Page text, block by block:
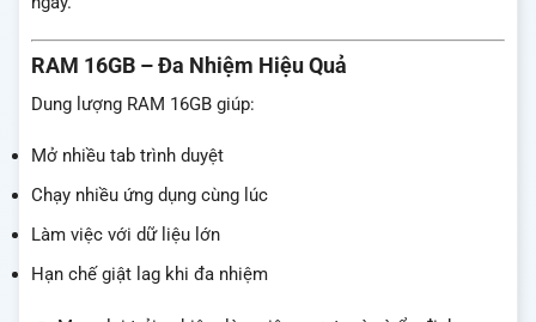
RAM 16GB – Đa Nhiệm Hiệu Quả
Dung lượng RAM 16GB giúp:
Mở nhiều tab trình duyệt
Chạy nhiều ứng dụng cùng lúc
Làm việc với dữ liệu lớn
Hạn chế giật lag khi đa nhiệm